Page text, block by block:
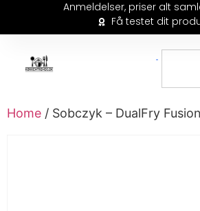
Anmeldelser, priser alt
Få testet dit
Home / Sobczyk – DualFry